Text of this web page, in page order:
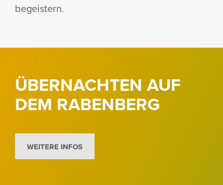
begeis­tern.
ÜBERNACHTEN AUF
DEM RABEN­BERG
WEITERE INFOS